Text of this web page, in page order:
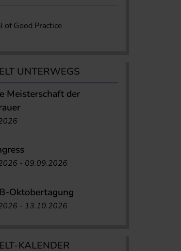
of Good Practice
UNTERWEGS
Meisterschaft der
- 09.09.2026
Oktobertagung
- 13.10.2026
KALENDER